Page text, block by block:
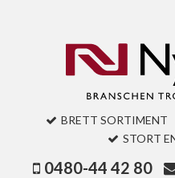
BRETT SORTIMENT
STORT
0480-44 42 80